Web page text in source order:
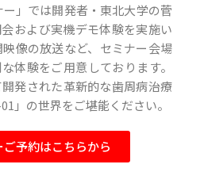
」では開発者・東北大学の菅
および実機デモ体験を実施い
像の放送など、セミナー会場
体験をご用意しております。
発された革新的な歯周病治療
」の世界をご堪能ください。
ご予約はこちらから